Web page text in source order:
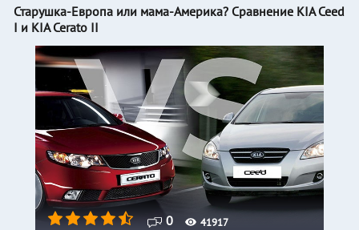
0 41917
Старушка-Европа или мама-Америка? Сравнение KIA Ceed
I и KIA Cerato II